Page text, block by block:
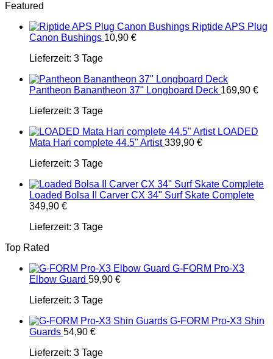
Featured
Riptide APS Plug
Canon Bushings 10,90 €
Lieferzeit: 3 Tage
Pantheon Banantheon 37" Longboard Deck 169,90 €
Lieferzeit: 3 Tage
LOADED
Mata Hari complete 44.5" Artist 339,90 €
Lieferzeit: 3 Tage
Loaded Bolsa II Carver CX 34" Surf Skate Complete
349,90 €
Lieferzeit: 3 Tage
Top Rated
G-FORM Pro-X3
Elbow Guard 59,90 €
Lieferzeit: 3 Tage
G-FORM Pro-X3 Shin
Guards 54,90 €
Lieferzeit: 3 Tage